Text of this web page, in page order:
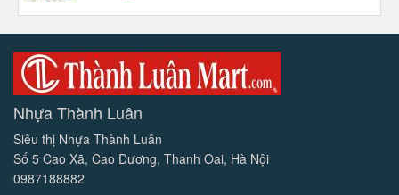
Nhựa Thành Luân
Siêu thị Nhựa Thành Luân
Số 5 Cao Xã, Cao Dương, Thanh Oai, Hà Nội
0987188882